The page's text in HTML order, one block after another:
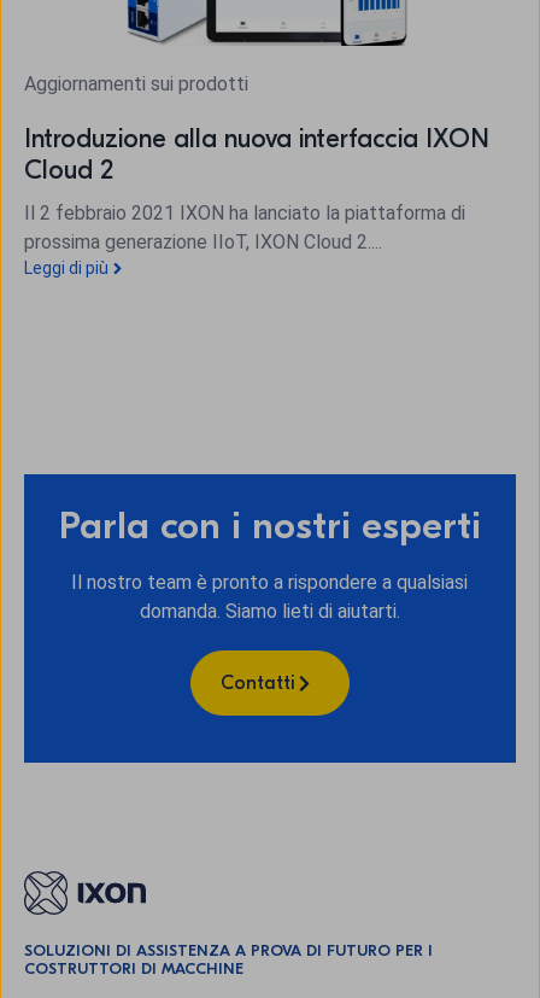
Aggiornamenti sui prodotti
Introduzione alla nuova interfaccia IXON
Cloud 2
Il 2 febbraio 2021 IXON ha lanciato la piattaforma di
prossima generazione IIoT, IXON Cloud 2....
Leggi di più
Parla con i nostri esperti
Il nostro team è pronto a rispondere a qualsiasi
domanda. Siamo lieti di aiutarti.
Contatti
SOLUZIONI DI ASSISTENZA A PROVA DI FUTURO PER I
COSTRUTTORI DI MACCHINE